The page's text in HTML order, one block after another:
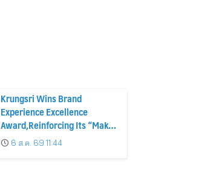
Krungsri Wins Brand
Experience Excellence
Award,Reinforcing Its “Make
Life Simple” Brand Promise
6 ส.ค. 69 11:44